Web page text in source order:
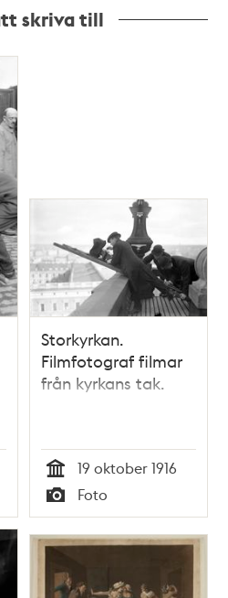
skriva till
Storkyrkan.
Filmfotograf filmar
från kyrkans tak.
Tid
19 oktober 1916
Typ
Foto